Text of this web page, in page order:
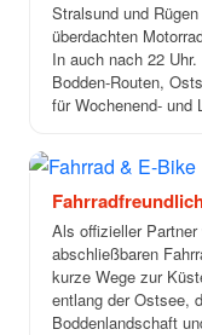
Stralsund und
überdachten
In auch nach 22
Bodden-Routen,
für Wochenend- und
Als offizieller
abschließbaren
kurze Wege zur
entlang der Ostsee,
Boddenlandschaft